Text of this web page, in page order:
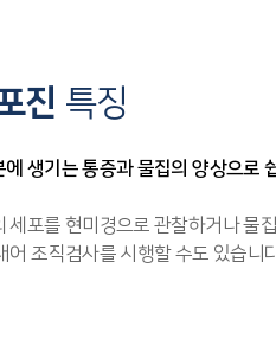
진 특징
생기는 통증과 물집의 양상으로
세포를 현미경으로 관찰하거나 물집
어 조직검사를 시행할 수도 있습니